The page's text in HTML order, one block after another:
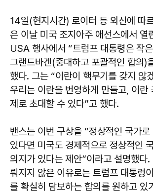
14일(현지시간) 로이터 등 외신에 따
은 이날 미국 조지아주 애선스에서 열
USA 행사에서 “트럼프 대통령은 작
그랜드바겐(중대하고 포괄적인 합의)
했다. 그는 “이란이 핵무기를 갖지 않
우리는 이란을 번영하게 만들고, 이란
제로 초대할 수 있다”고 했다.
밴스는 이번 구상을 “정상적인 국가
있다면 미국도 경제적으로 정상적인
의지가 있다는 제안”이라고 설명했다.
뤄지지 않은 이유로는 트럼프 대통령
를 확실히 담보하는 합의를 원하고 있